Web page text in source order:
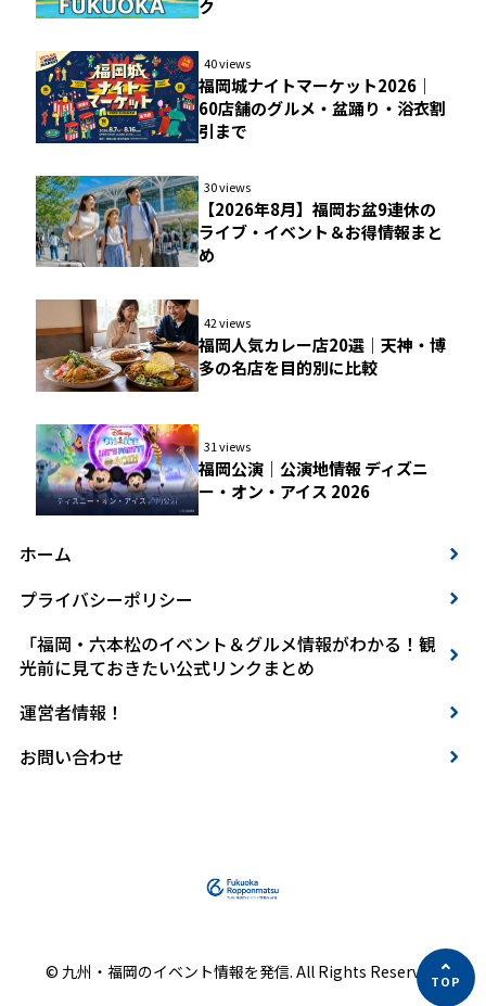
ク
40 views
福岡城ナイトマーケット2026｜
60店舗のグルメ・盆踊り・浴衣割
引まで
30 views
【2026年8月】福岡お盆9連休の
ライブ・イベント＆お得情報まと
め
42 views
福岡人気カレー店20選｜天神・博
多の名店を目的別に比較
31 views
福岡公演｜公演地情報 ディズニ
ー・オン・アイス 2026
ホーム
プライバシーポリシー
「福岡・六本松のイベント＆グルメ情報がわかる！観
光前に見ておきたい公式リンクまとめ
運営者情報！
お問い合わせ
© 九州・福岡のイベント情報を発信. All Rights Reserved.